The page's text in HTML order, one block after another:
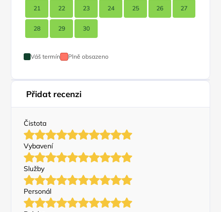
21 22 23 24 25 26 27
28 29 30
Váš termín Plně obsazeno
Přidat recenzi
Čistota
Vybavení
Služby
Personál